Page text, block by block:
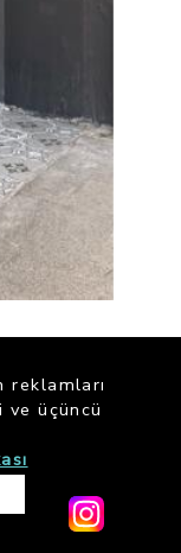
reklamları
üçüncü